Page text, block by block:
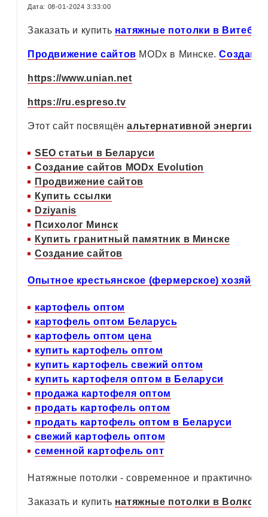
Дата: 08-01-2024 3:33:00
Заказать и купить натяжные потолки в
Продвижение сайтов MODx в Минске.
https://www.unian.net
https://ru.espreso.tv
Этот сайт посвящёнальтернативной энергии
SEO статьи в Беларуси
Создание сайтов MODx Evolution
Продвижение сайтов
Купить ссылки
Dziyanis
Психолог Минск
Купить гранитный памятник в Минске
Создание сайтов
Опытное крестьянское (фермерское)
картофель оптом
картофель оптом Беларусь
картофель оптом цена
купить картофель оптом
купить картофель свежий оптом
купить картофеля оптом в Беларуси
продажа картофеля оптом
продать картофель оптом
продать картофель оптом в Беларуси
свежий картофель оптом
семенной картофель опт
Натяжные потолки - современное и практичное
Заказать и купить натяжные потолки в